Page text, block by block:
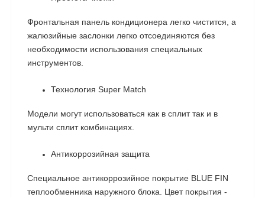
Фронтальная панель кондиционера легко чистится, а
жалюзийные заслонки легко отсоединяются без
необходимости использования специальных
инструментов.
Технология Super Match
Модели могут использоваться как в сплит так и в
мульти сплит комбинациях.
Антикоррозийная защита
Специальное антикоррозийное покрытие BLUE FIN
теплообменника наружного блока. Цвет покрытия -